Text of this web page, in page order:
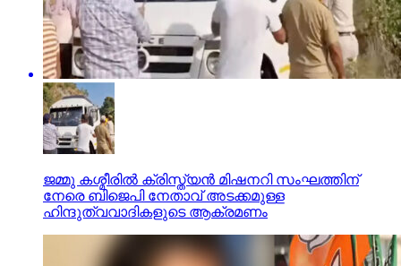
ജമ്മു കശ്മീരില്‍ ക്രിസ്ത്യന്‍ മിഷനറി സംഘത്തിന്
നേരെ ബിജെപി നേതാവ് അടക്കമുള്ള
ഹിന്ദുത്വവാദികളുടെ ആക്രമണം